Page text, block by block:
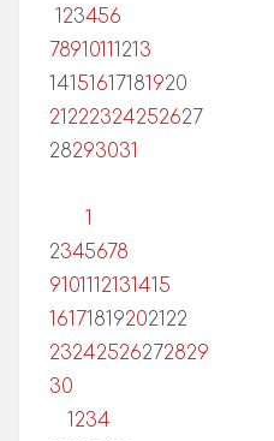
1 23456
78910111213
14151617181920
21 222324252627
28293031
1
2345678
9101112131415
161718192021 22
23242526272829
30
1 234